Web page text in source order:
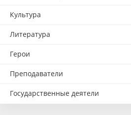
Культура
Литература
Герои
Преподаватели
Государственные деятели